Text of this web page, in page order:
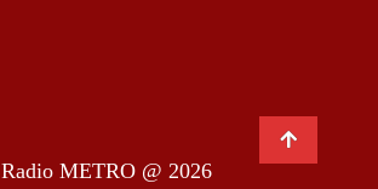
Radio METRO @ 2026